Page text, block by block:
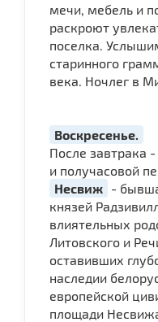
мечи, мебель и
раскроют
поселка.
старинного
века. Ночлег в
Воскресенье.
После завтрака
и получасовой
Несвиж -
князей
влиятельных
Литовского и
оставивших
наследии
европейской
площади